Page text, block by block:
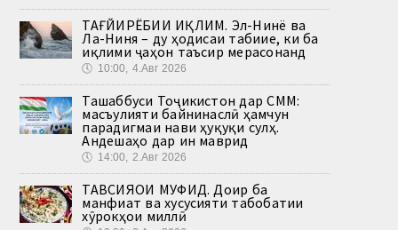
ТАҒЙИРЁБИИ ИҚЛИМ. Эл-Нинё ва
Ла-Ниня – ду ҳодисаи табиие, ки ба
иқлими ҷаҳон таъсир мерасонанд
🕔 10:00, 4.Авг 2026
Ташаббуси Тоҷикистон дар СММ:
масъулияти байнинаслӣ ҳамчун
парадигмаи нави ҳуқуқи сулҳ.
Андешаҳо дар ин маврид
🕔 14:00, 2.Авг 2026
ТАВСИЯҲОИ МУФИД. Доир ба
манфиат ва хусусияти табобатии
хӯрокҳои миллӣ